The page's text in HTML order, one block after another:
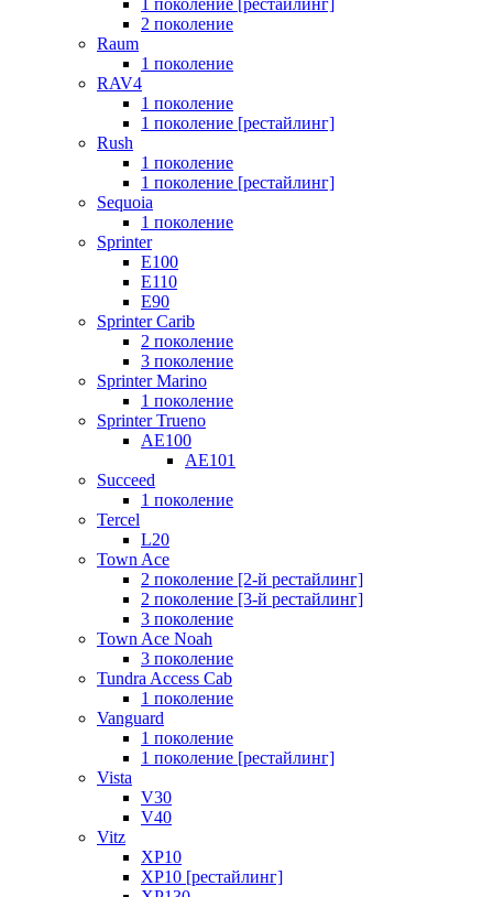
1 поколение [рестайлинг]
2 поколение
Raum
1 поколение
RAV4
1 поколение
1 поколение [рестайлинг]
Rush
1 поколение
1 поколение [рестайлинг]
Sequoia
1 поколение
Sprinter
E100
E110
E90
Sprinter Carib
2 поколение
3 поколение
Sprinter Marino
1 поколение
Sprinter Trueno
AE100
AE101
Succeed
1 поколение
Tercel
L20
Town Ace
2 поколение [2-й рестайлинг]
2 поколение [3-й рестайлинг]
3 поколение
Town Ace Noah
3 поколение
Tundra Access Cab
1 поколение
Vanguard
1 поколение
1 поколение [рестайлинг]
Vista
V30
V40
Vitz
XP10
XP10 [рестайлинг]